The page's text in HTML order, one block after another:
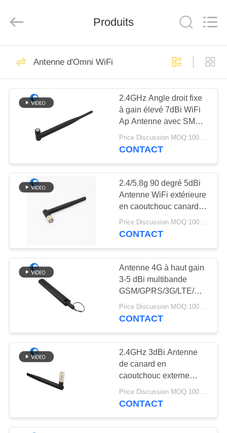
MAISON
PRODUITS
SUJET
NOUS
D'USINE
CONTRÔLE
DE
QUALITÉ
CONTACTEZ-
NOUS
NOUVELLES
VR
Co.,
Reserved.
Antenne d'Omni
WiFi
Antenne GSM
GPRS
24
Antenne de
navigation de GPS
69
Antenne de station
de base de fibre de
Produits
Antenne d'Omni WiFi
2.4GHz Angle droit fixe
à gain élevé 7dBi WiFi
Ap Antenne avec SMA
Connecteur mâle pour le
routeur WiFi
Price Discussion MOQ:100 pièces
CONTACT
2.4/5.8g 90 degré 5dBi
Antenne WiFi extérieure
en caoutchouc canard
avec SMA Connecteur
mâle Routeur Antenne
Price Discussion MOQ:100 pièces
CONTACT
Antenne 4G à haut gain
3-5 dBi multibande
GSM/GPRS/3G/LTE/DTU
4G pour routeur avec
câble volant pour
Price Discussion MOQ:100 pièces
CONTACT
2.4GHz 3dBi Antenne
de canard en
caoutchouc externe
unique avec connecteur
SMA pivotant pour
CONTACT